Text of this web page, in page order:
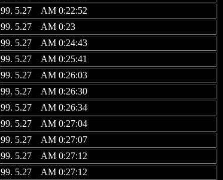
99. 5.27 AM 0:22:52
99. 5.27 AM 0:23
99. 5.27 AM 0:24:43
99. 5.27 AM 0:25:41
99. 5.27 AM 0:26:03
99. 5.27 AM 0:26:30
99. 5.27 AM 0:26:34
99. 5.27 AM 0:27:04
99. 5.27 AM 0:27:07
99. 5.27 AM 0:27:12
99. 5.27 AM 0:27:12